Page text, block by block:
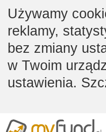
Używamy
reklamy,
bez zmiany
w Twoim
ustawienia.